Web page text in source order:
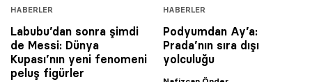
HABERLER
Labubu’dan sonra şimdi
de Messi: Dünya
Kupası’nın yeni fenomeni
peluş figürler
HABERLER
Podyumdan Ay’a:
Prada’nın sıra dışı
yolculuğu